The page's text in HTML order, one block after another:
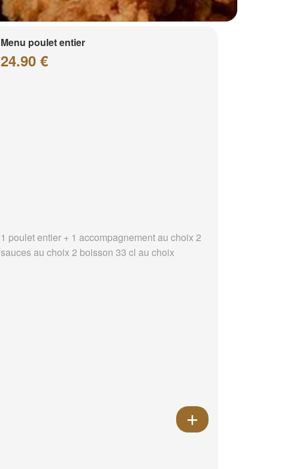
Menu poulet entier
24.90 €
1 poulet entier + 1 accompagnement au choix 2
sauces au choix 2 boisson 33 cl au choix